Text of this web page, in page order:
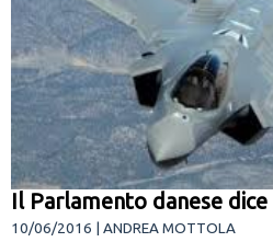
Il Parlamento danese
10/06/2016 | ANDREA MOTTOLA